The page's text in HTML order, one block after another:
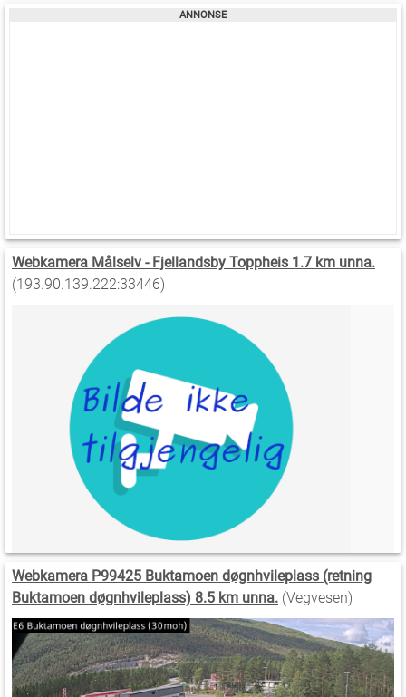
Webkamera Målselv - Fjellandsby Toppheis 1.7 km unna.
(193.90.139.222:33446)
Webkamera P99425 Buktamoen døgnhvileplass (retning
Buktamoen døgnhvileplass) 8.5 km unna. (Vegvesen)